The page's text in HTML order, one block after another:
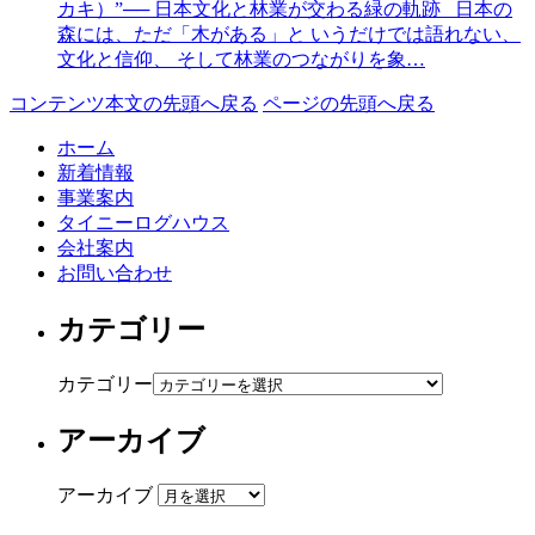
カキ）”── 日本文化と林業が交わる緑の軌跡 日本の
森には、ただ「木がある」と いうだけでは語れない、
文化と信仰、 そして林業のつながりを象…
コンテンツ本文の先頭へ戻る ページの先頭へ戻る
ホーム
新着情報
事業案内
タイニーログハウス
会社案内
お問い合わせ
カテゴリー
カテゴリー
アーカイブ
アーカイブ